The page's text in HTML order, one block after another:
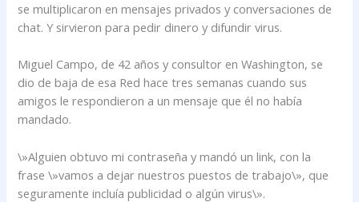
se multiplicaron en mensajes privados y conversaciones de
chat. Y sirvieron para pedir dinero y difundir virus.
Miguel Campo, de 42 años y consultor en Washington, se
dio de baja de esa Red hace tres semanas cuando sus
amigos le respondieron a un mensaje que él no había
mandado.
\»Alguien obtuvo mi contraseña y mandó un link, con la
frase \»vamos a dejar nuestros puestos de trabajo\», que
seguramente incluía publicidad o algún virus\».